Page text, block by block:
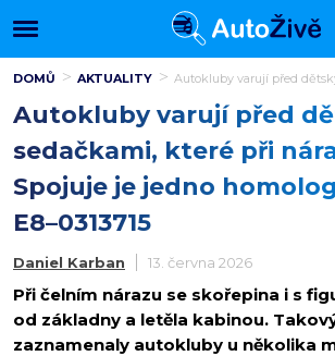
DOMŮ AKTUALITY Autokluby varují před
Autokluby varují před
sedačkami, které při
Spojuje je jedno
E8–0313715
Daniel Karban 13. června 2026
Při čelním nárazu se skořepina i s
od základny a letěla kabinou.
zaznamenaly autokluby u několika